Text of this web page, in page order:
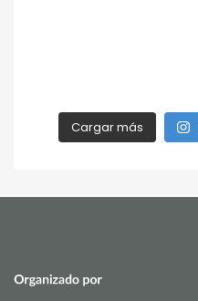
Cargar más